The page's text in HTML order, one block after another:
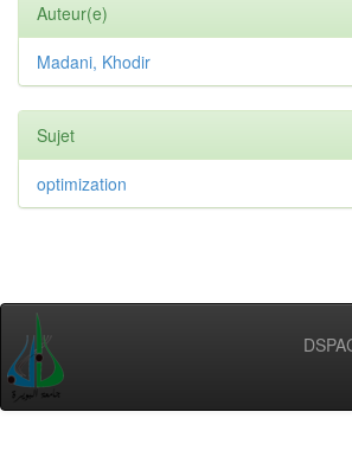
Auteur(e)
Madani, Khodir
Sujet
optimization